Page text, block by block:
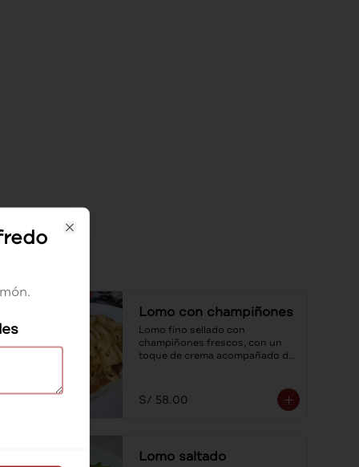
Lomo con champiñones
Lomo fino sellado con
champiñones frescos, con un
toque de crema acompañado de
S/ 58.00
Lomo saltado